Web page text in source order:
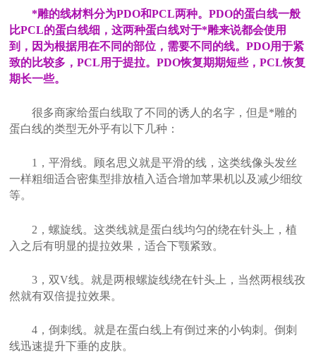
*雕的线材料分为PDO和PCL两种。PDO的蛋白线一般
比PCL的蛋白线细，这两种蛋白线对于*雕来说都会使用
到，因为根据用在不同的部位，需要不同的线。PDO用于紧
致的比较多，PCL用于提拉。PDO恢复期期短些，PCL恢复
期长一些。
很多商家给蛋白线取了不同的诱人的名字，但是*雕的
蛋白线的类型无外乎有以下几种：
1，平滑线。顾名思义就是平滑的线，这类线像头发丝
一样粗细适合密集型排放植入适合增加苹果机以及减少细纹
等。
2，螺旋线。这类线就是蛋白线均匀的绕在针头上，植
入之后有明显的提拉效果，适合下颚紧致。
3，双V线。就是两根螺旋线绕在针头上，当然两根线孜
然就有双倍提拉效果。
4，倒刺线。就是在蛋白线上有倒过来的小钩刺。倒刺
线迅速提升下垂的皮肤。